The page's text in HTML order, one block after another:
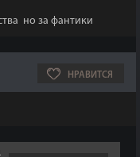
но за фантики
НРАВИТСЯ